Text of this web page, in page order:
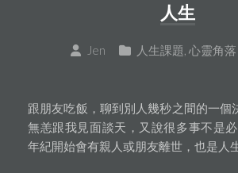
人生
Jen 人生課題 心靈角落
跟朋友吃飯，聊到別人幾秒之間的一個
無恙跟我見面談天，又說很多事不是
年紀開始會有親人或朋友離世，也是人